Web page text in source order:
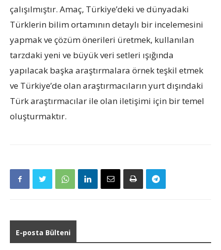
çalışılmıştır. Amaç, Türkiye’deki ve dünyadaki
Türklerin bilim ortamının detaylı bir incelemesini
yapmak ve çözüm önerileri üretmek, kullanılan
tarzdaki yeni ve büyük veri setleri ışığında
yapılacak başka araştırmalara örnek teşkil etmek
ve Türkiye’de olan araştırmacıların yurt dışındaki
Türk araştırmacılar ile olan iletişimi için bir temel
oluşturmaktır.
E-posta Bülteni